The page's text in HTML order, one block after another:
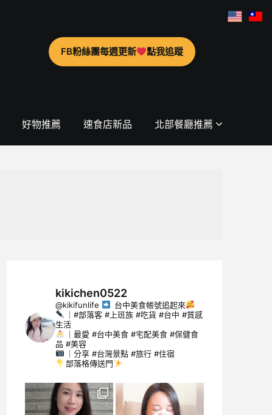
FB粉絲團每週更新 點我追蹤
好物推薦 速食店新品 北部餐廳推薦
kikichen0522
@kikifunlife
台中美食帳號追起來
｜#部落客 #上班族 #吃貨 #台中 #質感
生活
｜最愛 #台中美食 #宅配美食 #保健食
品 #美容
｜分享 #台灣景點 #旅行 #住宿
部落格傳送門